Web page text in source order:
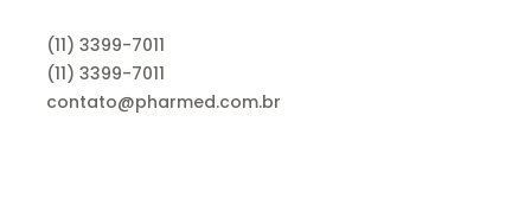
(11) 3399-7011
(11) 3399-7011
contato@pharmed.com.br